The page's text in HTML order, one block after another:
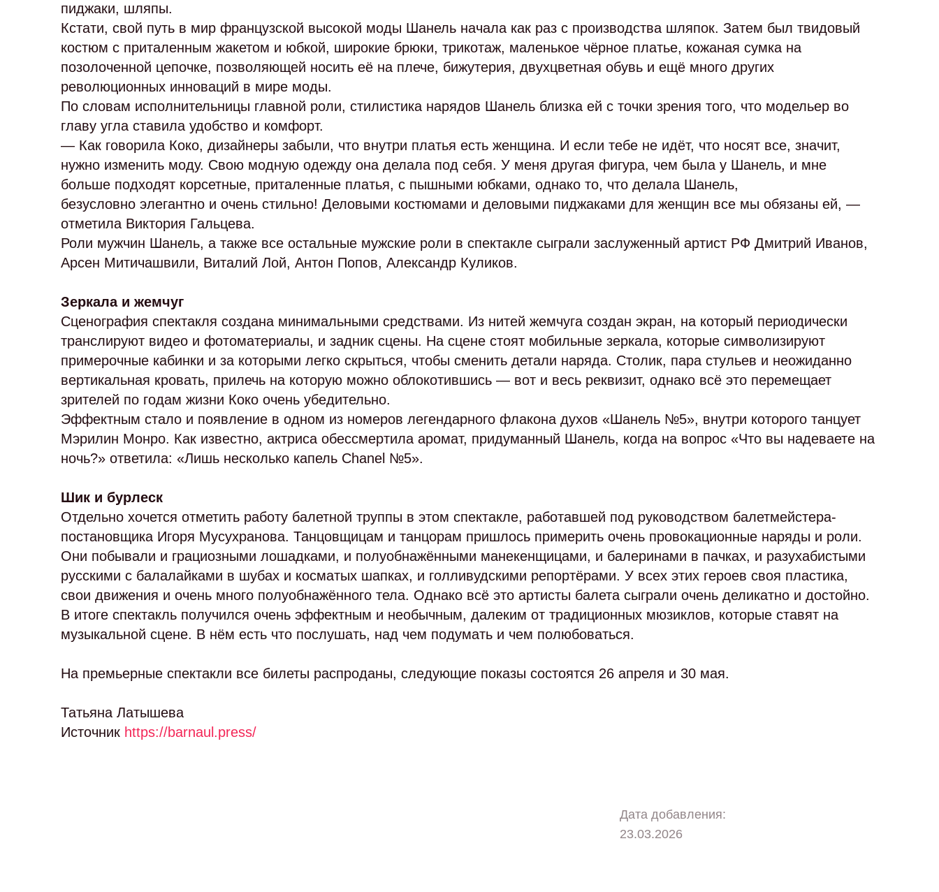
пиджаки, шляпы.
Кстати, свой путь в мир французской высокой моды Шанель начала как раз с производства шляпок. Затем был твидовый
костюм с приталенным жакетом и юбкой, широкие брюки, трикотаж, маленькое чёрное платье, кожаная сумка на
позолоченной цепочке, позволяющей носить её на плече, бижутерия, двухцветная обувь и ещё много других
революционных инноваций в мире моды.
По словам исполнительницы главной роли, стилистика нарядов Шанель близка ей с точки зрения того, что модельер во
главу угла ставила удобство и комфорт.
— Как говорила Коко, дизайнеры забыли, что внутри платья есть женщина. И если тебе не идёт, что носят все, значит,
нужно изменить моду. Свою модную одежду она делала под себя. У меня другая фигура, чем была у Шанель, и мне
больше подходят корсетные, приталенные платья, с пышными юбками, однако то, что делала Шанель,
безусловно элегантно и очень стильно! Деловыми костюмами и деловыми пиджаками для женщин все мы обязаны ей, —
отметила Виктория Гальцева.
Роли мужчин Шанель, а также все остальные мужские роли в спектакле сыграли заслуженный артист РФ Дмитрий Иванов,
Арсен Митичашвили, Виталий Лой, Антон Попов, Александр Куликов.
Зеркала и жемчуг
Сценография спектакля создана минимальными средствами. Из нитей жемчуга создан экран, на который периодически
транслируют видео и фотоматериалы, и задник сцены. На сцене стоят мобильные зеркала, которые символизируют
примерочные кабинки и за которыми легко скрыться, чтобы сменить детали наряда. Столик, пара стульев и неожиданно
вертикальная кровать, прилечь на которую можно облокотившись — вот и весь реквизит, однако всё это перемещает
зрителей по годам жизни Коко очень убедительно.
Эффектным стало и появление в одном из номеров легендарного флакона духов «Шанель №5», внутри которого танцует
Мэрилин Монро. Как известно, актриса обессмертила аромат, придуманный Шанель, когда на вопрос «Что вы надеваете на
ночь?» ответила: «Лишь несколько капель Chanel №5».
Шик и бурлеск
Отдельно хочется отметить работу балетной труппы в этом спектакле, работавшей под руководством балетмейстера-
постановщика Игоря Мусухранова. Танцовщицам и танцорам пришлось примерить очень провокационные наряды и роли.
Они побывали и грациозными лошадками, и полуобнажёнными манекенщицами, и балеринами в пачках, и разухабистыми
русскими с балалайками в шубах и косматых шапках, и голливудскими репортёрами. У всех этих героев своя пластика,
свои движения и очень много полуобнажённого тела. Однако всё это артисты балета сыграли очень деликатно и достойно.
В итоге спектакль получился очень эффектным и необычным, далеким от традиционных мюзиклов, которые ставят на
музыкальной сцене. В нём есть что послушать, над чем подумать и чем полюбоваться.
На премьерные спектакли все билеты распроданы, следующие показы состоятся 26 апреля и 30 мая.
Татьяна Латышева
Источник https://barnaul.press/
Дата добавления:
23.03.2026